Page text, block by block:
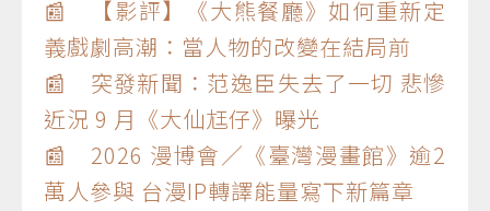
📰 【影評】《大熊餐廳》如何重新定
義戲劇高潮：當人物的改變在結局前
📰 突發新聞：范逸臣失去了一切 悲慘
近況 9 月《大仙尪仔》曝光
📰 2026 漫博會／《臺灣漫畫館》逾2
萬人參與 台漫IP轉譯能量寫下新篇章